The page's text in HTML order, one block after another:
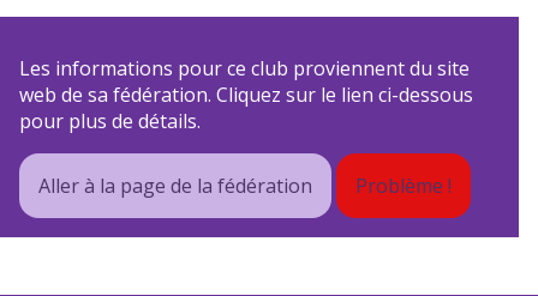
Les informations pour ce club proviennent du site
web de sa fédération. Cliquez sur le lien ci-dessous
pour plus de détails.
Aller à la page de la fédération Problème !